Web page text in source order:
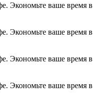
Экономьте ваше время в
Экономьте ваше время в
Экономьте ваше время в
Экономьте ваше время в